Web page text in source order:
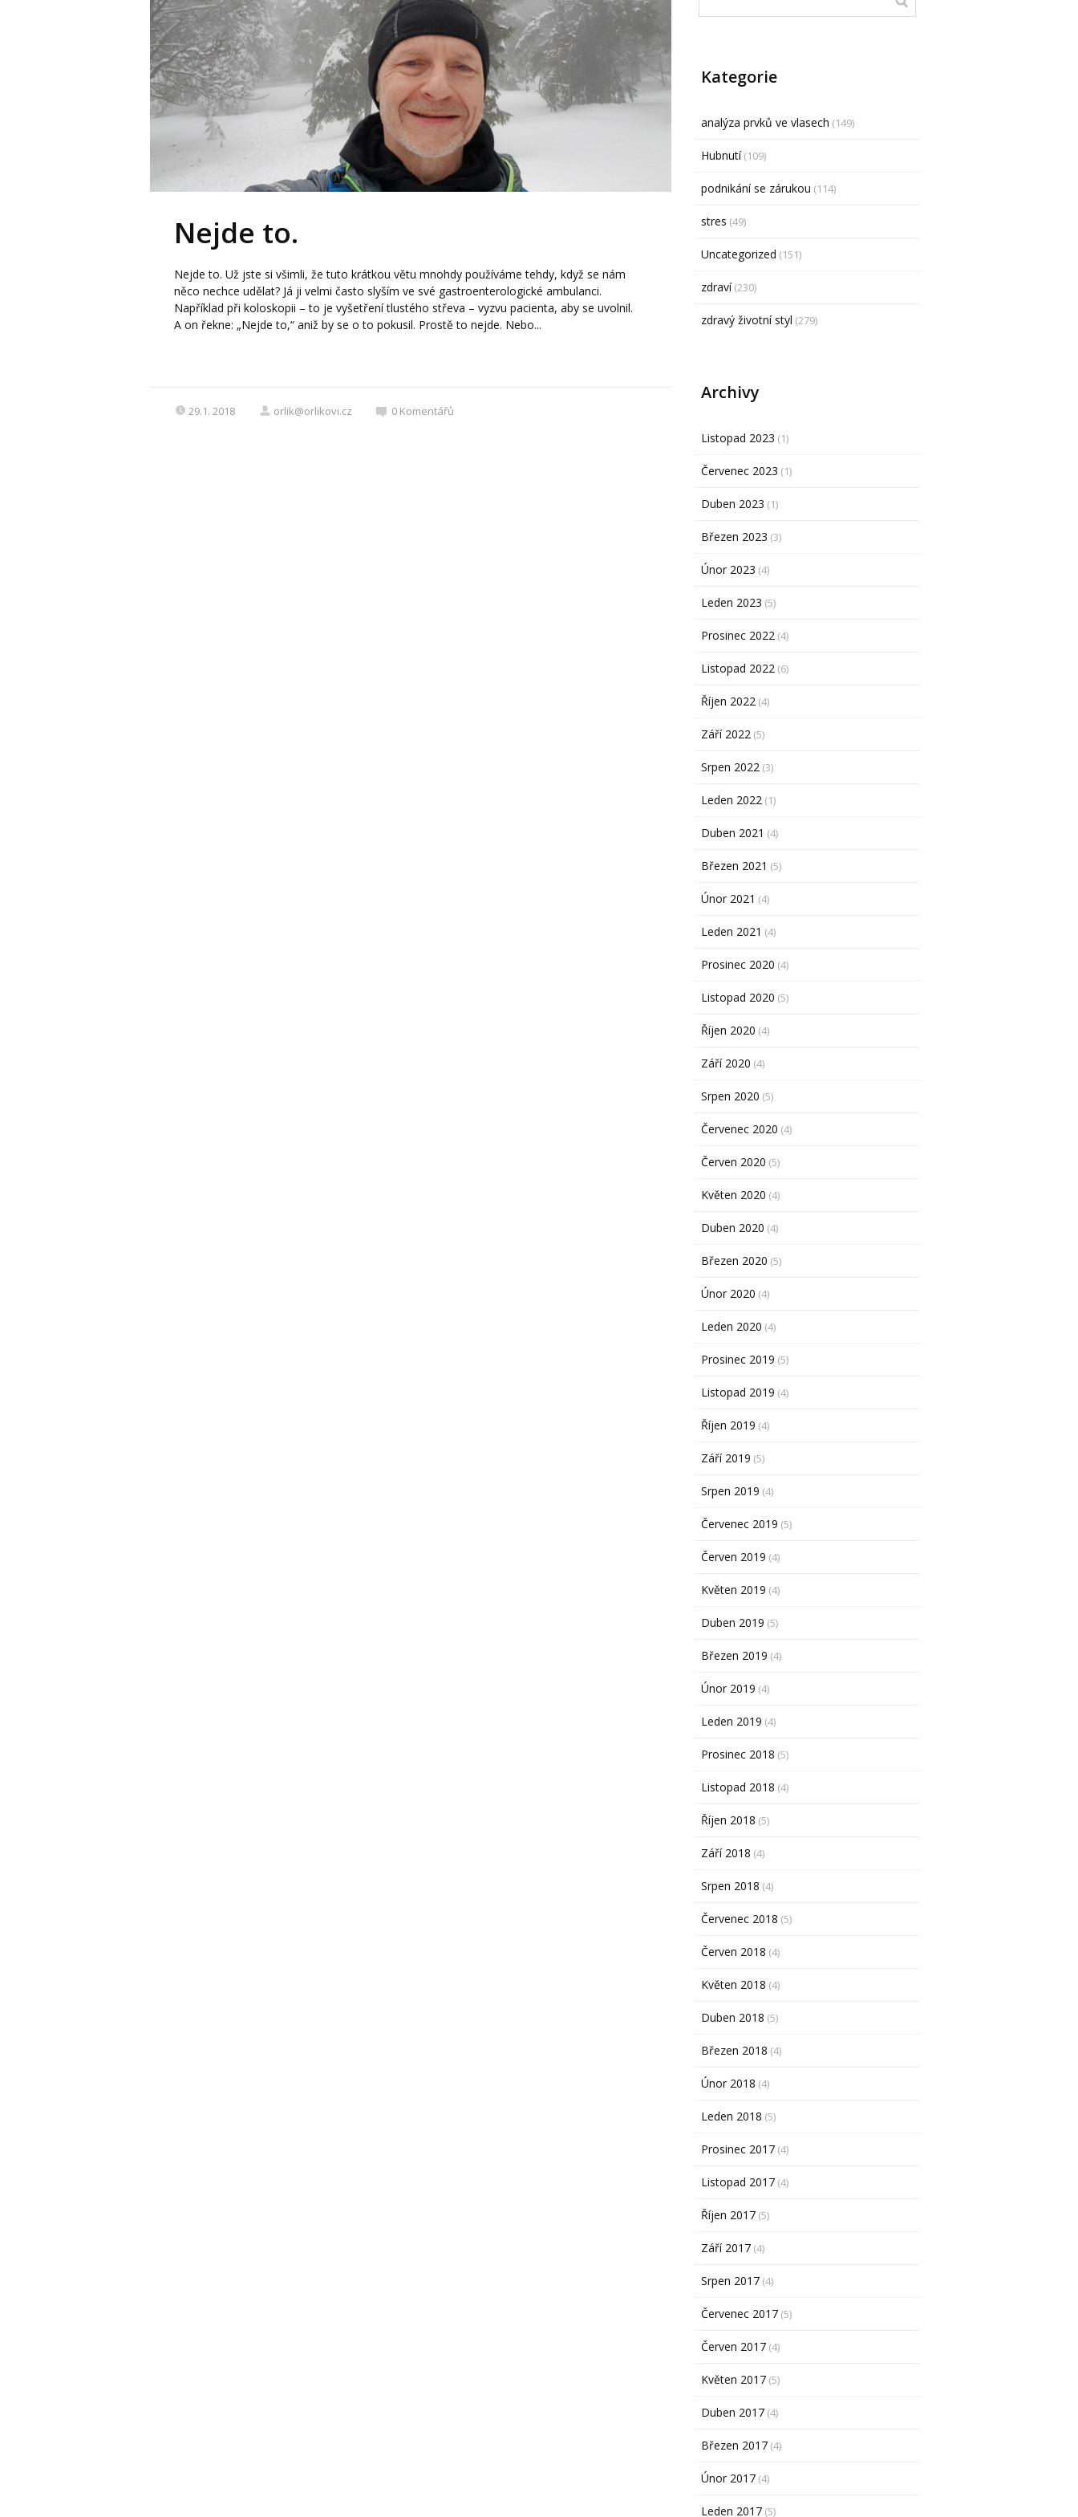
Nejde to.
Nejde to. Už jste si všimli, že tuto krátkou větu mnohdy používáme tehdy, když se nám
něco nechce udělat? Já ji velmi často slyším ve své gastroenterologické ambulanci.
Například při koloskopii – to je vyšetření tlustého střeva – vyzvu pacienta, aby se uvolnil.
A on řekne: „Nejde to,“ aniž by se o to pokusil. Prostě to nejde. Nebo...
29.1. 2018 orlik@orlikovi.cz 0 Komentářů
Kategorie
analýza prvků ve vlasech (149)
Hubnutí(109)
podnikání se zárukou (114)
stres (49)
Uncategorized (151)
zdraví(230)
zdravý životní styl (279)
Archivy
Listopad 2023 (1)
Červenec 2023 (1)
Duben 2023 (1)
Březen 2023 (3)
Únor 2023 (4)
Leden 2023 (5)
Prosinec 2022 (4)
Listopad 2022 (6)
Říjen 2022 (4)
Září 2022 (5)
Srpen 2022 (3)
Leden 2022 (1)
Duben 2021 (4)
Březen 2021 (5)
Únor 2021 (4)
Leden 2021 (4)
Prosinec 2020 (4)
Listopad 2020 (5)
Říjen 2020 (4)
Září 2020 (4)
Srpen 2020 (5)
Červenec 2020 (4)
Červen 2020 (5)
Květen 2020 (4)
Duben 2020 (4)
Březen 2020 (5)
Únor 2020 (4)
Leden 2020 (4)
Prosinec 2019 (5)
Listopad 2019 (4)
Říjen 2019 (4)
Září 2019 (5)
Srpen 2019 (4)
Červenec 2019 (5)
Červen 2019 (4)
Květen 2019 (4)
Duben 2019 (5)
Březen 2019 (4)
Únor 2019 (4)
Leden 2019 (4)
Prosinec 2018 (5)
Listopad 2018 (4)
Říjen 2018 (5)
Září 2018 (4)
Srpen 2018 (4)
Červenec 2018 (5)
Červen 2018 (4)
Květen 2018 (4)
Duben 2018 (5)
Březen 2018 (4)
Únor 2018 (4)
Leden 2018 (5)
Prosinec 2017 (4)
Listopad 2017 (4)
Říjen 2017 (5)
Září 2017 (4)
Srpen 2017 (4)
Červenec 2017 (5)
Červen 2017 (4)
Květen 2017 (5)
Duben 2017 (4)
Březen 2017 (4)
Únor 2017 (4)
Leden 2017 (5)